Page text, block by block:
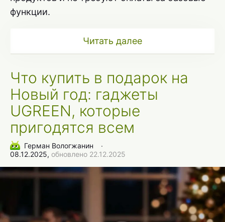
функции.
Читать далее
Что купить в подарок на
Новый год: гаджеты
UGREEN, которые
пригодятся всем
Герман Вологжанин
∙
08.12.2025, обновлено 22.12.2025